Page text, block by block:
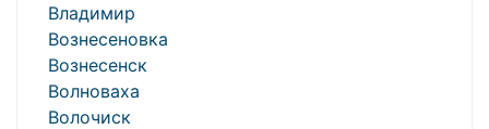
Владимир
Вознесеновка
Вознесенск
Волноваха
Волочиск